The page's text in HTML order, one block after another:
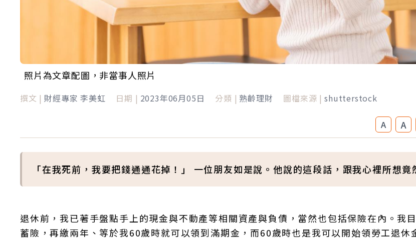
照片為文章配圖，非當事人照片
撰文 | 財經專家 李美虹 日期 | 2023年06月05日 分類 | 熟齡理財 圖檔來源 | shutterstock
A A
「在我死前，我要把錢通通花掉！」 一位朋友如是說。他說的這段話，跟我心裡所想竟
退休前，我已著手盤點手上的現金與不動產等相關資產與負債，當然也包括保險在內。我
蓄險，再繳兩年、等於我60歲時就可以領到滿期金，而60歲時也是我可以開始領勞工退休